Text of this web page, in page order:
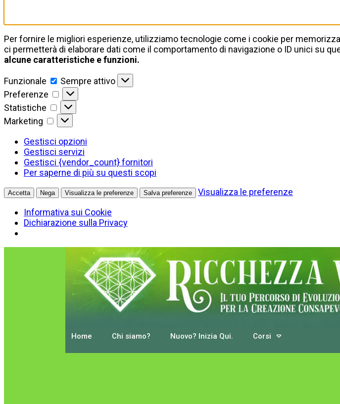
Per fornire le migliori esperienze, utilizziamo tecnologie come i cookie per
ci permetterà di elaborare dati come il comportamento di navigazione o ID unici su
alcune caratteristiche e funzioni.
Funzionale Funzionale
Sempre attivo
Preferenze
Preferenze
Statistiche
Statistiche
Marketing
Marketing
Gestisci opzioni
Gestisci servizi
Gestisci {vendor_count} fornitori
Per saperne di più su questi scopi
Accetta Nega Visualizza le preferenze Salva preferenze
Visualizza le preferenze
Informativa sui Cookie
Dichiarazione sulla Privacy
Home Chi siamo? Nuovo? Inizia Qui. Corsi